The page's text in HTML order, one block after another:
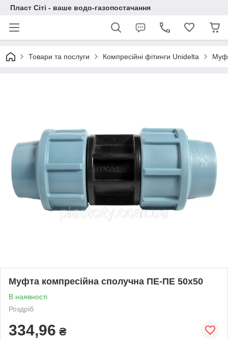
Пласт Сіті - ваше водо-газопостачання
Товари та послуги Компресійні фітинги Unidelta
Муфта компресійна сполучна ПЕ-ПЕ 50x50
В наявності
Роздріб
334,96 ₴